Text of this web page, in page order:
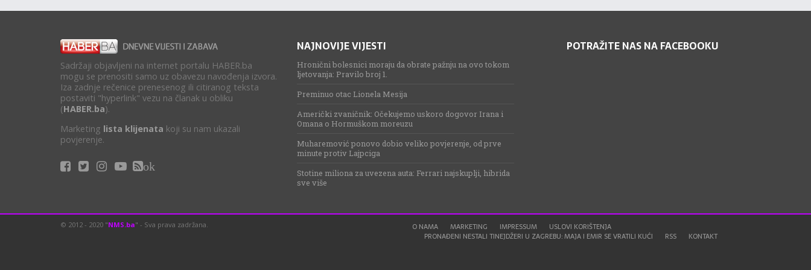
Sadržaji objavljeni na internet portalu HABER.ba
mogu se prenositi samo uz obavezu navođenja izvora.
Iza zadnje rečenice prenesenog ili citiranog teksta
postaviti "hyperlink" vezu na članak u obliku
(HABER.ba).
Marketing lista klijenata koji su nam ukazali
povjerenje.
ok
NAJNOVIJE VIJESTI
Hronični bolesnici moraju da obrate pažnju na ovo tokom
ljetovanja: Pravilo broj 1.
Preminuo otac Lionela Mesija
Američki zvaničnik: Očekujemo uskoro dogovor Irana i
Omana o Hormuškom moreuzu
Muharemović ponovo dobio veliko povjerenje, od prve
minute protiv Lajpciga
Stotine miliona za uvezena auta: Ferrari najskuplji, hibrida
sve više
POTRAŽITE NAS NA FACEBOOKU
O NAMA MARKETING IMPRESSUM
USLOVI KORIŠTENJA
PRONAĐENI NESTALI TINEJDŽERI U ZAGREBU: MAJA I EMIR SE VRATILI KUĆI
RSS KONTAKT
© 2012 - 2020 "NMS.ba" - Sva prava zadržana.